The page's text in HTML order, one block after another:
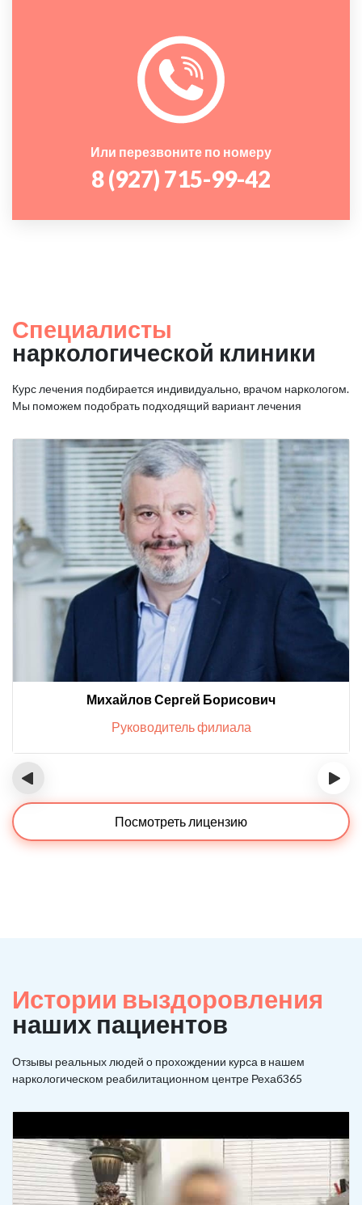
Или перезвоните по номеру
8 (927) 715-99-42
Специалисты
наркологической клиники
Курс лечения подбирается индивидуально, врачом наркологом.
Мы поможем подобрать подходящий вариант лечения
Михайлов Сергей Борисович
Руководитель филиала
‹ ›
Посмотреть лицензию
Истории выздоровления
наших пациентов
Отзывы реальных людей о прохождении курса в нашем
наркологическом реабилитационном центре Рехаб365